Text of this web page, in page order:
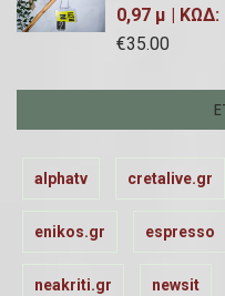
0,97 μ | ΚΩΔ:
€35.00
alphatv cretalive.gr
enikos.gr espresso
neakriti.gr newsit